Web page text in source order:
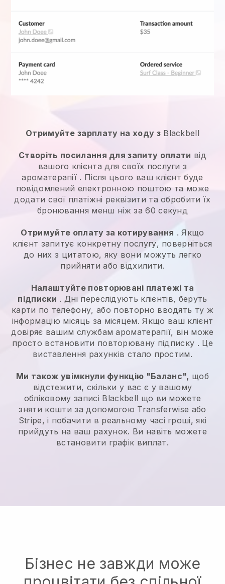
Отримуйте зарплату на ходу з Blackbell
Створіть посилання для запиту оплати від
вашого клієнта для своїх послуги з
ароматерапії . Після цього ваш клієнт буде
повідомлений електронною поштою та може
додати свої платіжні реквізити та обробити їх
бронювання менш ніж за 60 секунд
Отримуйте оплату за котирування . Якщо
клієнт запитує конкретну послугу, поверніться
до них з цитатою, яку вони можуть легко
прийняти або відхилити.
Налаштуйте повторювані платежі та
підписки . Дні переслідують клієнтів, беруть
карти по телефону, або повторно вводять ту ж
інформацію місяць за місяцем.Якщо ваш клієнт
довіряє вашим службам ароматерапії, він може
просто встановити повторювану підписку . Це
виставлення рахунків стало простим.
Ми також увімкнули функцію "Баланс", щоб
відстежити, скільки у вас є у вашому
обліковому записі Blackbell що ви можете
зняти кошти за допомогою Transferwise або
Stripe, і побачити в реальному часі гроші, які
прийдуть на ваш рахунок. Ви навіть можете
встановити графік виплат.
Бізнес не завжди може